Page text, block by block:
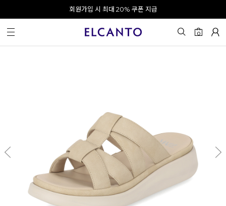
오전 10시 이전 결제 완료 시 오늘 출발!
회원가입 시 최대 20% 쿠폰 지급
0